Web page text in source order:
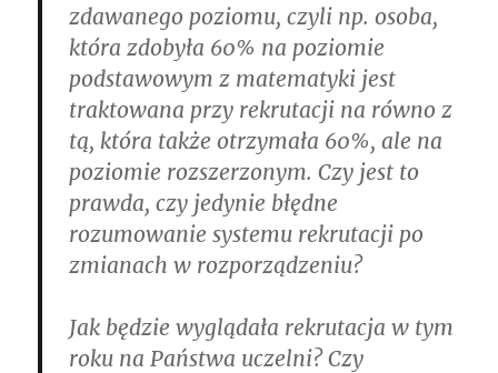
zdawanego poziomu, czyli np. osoba,
która zdobyła 60% na poziomie
podstawowym z matematyki jest
traktowana przy rekrutacji na równo z
tą, która także otrzymała 60%, ale na
poziomie rozszerzonym. Czy jest to
prawda, czy jedynie błędne
rozumowanie systemu rekrutacji po
zmianach w rozporządzeniu?
Jak będzie wyglądała rekrutacja w tym
roku na Państwa uczelni? Czy